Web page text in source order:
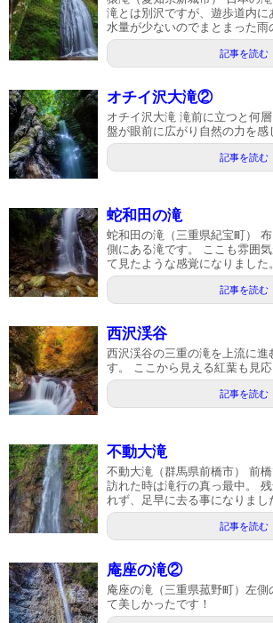
滝とは別沢ですが、遊歩道内に
水量が少ないのでまとまった雨
記事を読む
オチイ沢大滝②
オチイ沢大滝 滝前に立つと何
盤が眼前に広がり自然の力を感
記事を読む
蛇和田の滝
蛇和田の滝（三重県紀宝町）
側にある滝です。 ここも雰囲
て見たような感覚になりました。
記事を読む
西沢渓谷
西沢渓谷の三重の滝を上流に進
す。 ここから見える紅葉も見応
記事を読む
不動大滝
不動大滝（群馬県前橋市） 前橋
訪れた時は滝行の真っ最中。
れず、足早に去る事になりまし
記事を読む
庵座の滝②
庵座の滝（三重県菰野町）左側
て美しかったです！